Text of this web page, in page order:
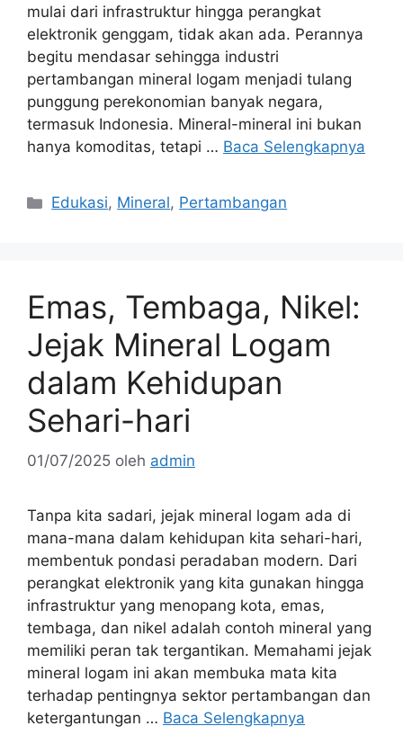
mulai dari infrastruktur hingga perangkat
elektronik genggam, tidak akan ada. Perannya
begitu mendasar sehingga industri
pertambangan mineral logam menjadi tulang
punggung perekonomian banyak negara,
termasuk Indonesia. Mineral-mineral ini bukan
hanya komoditas, tetapi … Baca Selengkapnya
Kategori
Edukasi, Mineral, Pertambangan
Emas, Tembaga, Nikel:
Jejak Mineral Logam
dalam Kehidupan
Sehari-hari
01/07/2025 oleh admin
Tanpa kita sadari, jejak mineral logam ada di
mana-mana dalam kehidupan kita sehari-hari,
membentuk pondasi peradaban modern. Dari
perangkat elektronik yang kita gunakan hingga
infrastruktur yang menopang kota, emas,
tembaga, dan nikel adalah contoh mineral yang
memiliki peran tak tergantikan. Memahami jejak
mineral logam ini akan membuka mata kita
terhadap pentingnya sektor pertambangan dan
ketergantungan … Baca Selengkapnya